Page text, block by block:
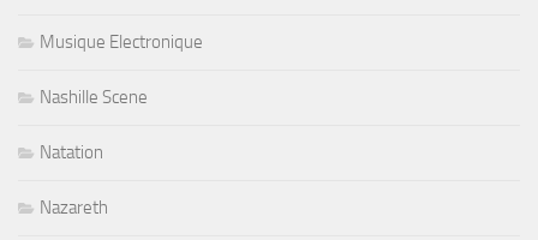
Musique Electronique
Nashille Scene
Natation
Nazareth